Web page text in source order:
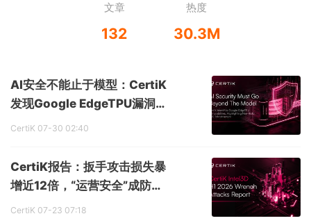
文章
132
热度
30.3M
AI安全不能止于模型：CertiK
发现Google EdgeTPU漏洞，
揭示AI基础设施新风险
CertiK 07-30 02:40
CertiK报告：扳手攻击损失暴
增近12倍，“运营安全”成防范
新核心
CertiK 07-23 07:18